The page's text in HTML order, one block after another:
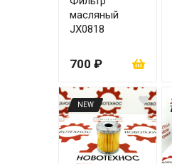
масляный
JX0818
700 ₽
NEW